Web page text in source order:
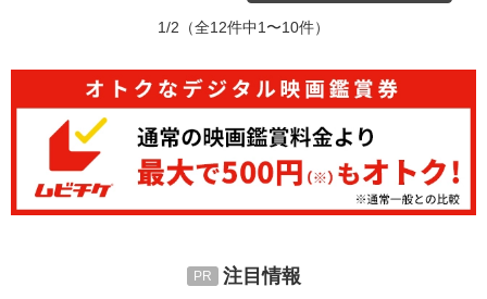
1/2 （全12件中1〜10件）
注目情報